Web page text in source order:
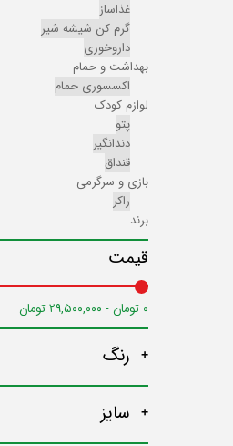
غذاساز
گرم کن شیشه شیر
داروخوری
بهداشت و حمام
اکسسوری حمام
لوازم کودک
پتو
دندانگیر
قنداق
بازی و سرگرمی
راکر
برند
قیمت
۰ تومان - ۲۹,۵۰۰,۰۰۰ تومان
رنگ
سایز